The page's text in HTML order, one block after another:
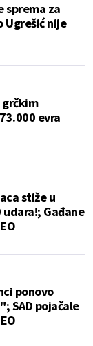
sprema za
nije
evra
stiže u
Gađane
ponovo
SAD pojačale